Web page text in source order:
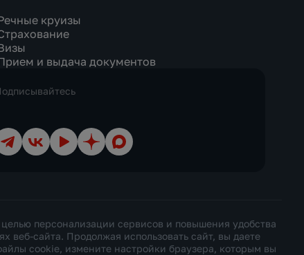
круизы
и выдача документов
ВКонтакте
YouTubeДзен Max
персонализации сервисов и повышения удобства
сайта. Продолжая использовать сайт, вы даете
cookie, измените настройки браузера, которым вы